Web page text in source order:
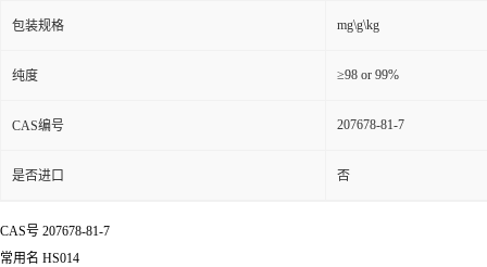
包装规格 mg\g\kg
纯度 ≥98 or 99%
CAS编号 207678-81-7
是否进口 否
CAS号 207678-81-7
常用名 HS014